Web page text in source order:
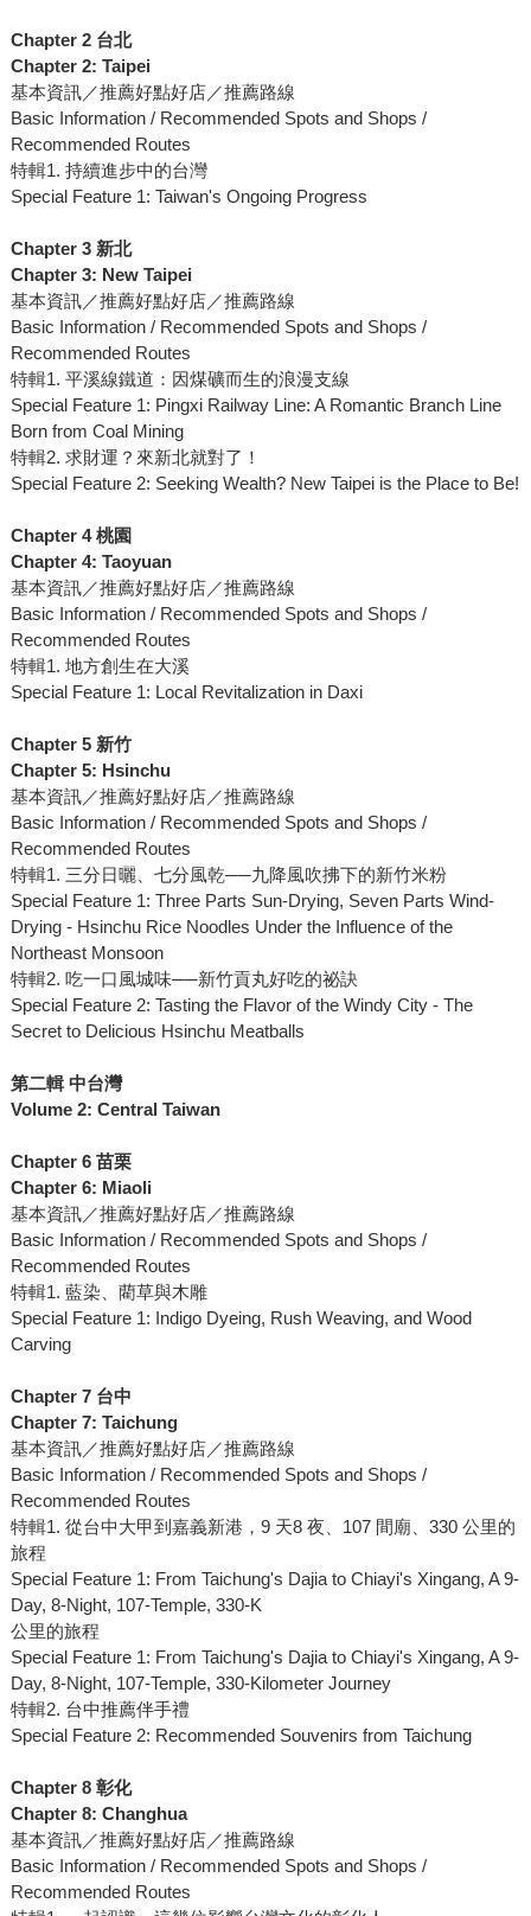
Chapter 2 台北
Chapter 2: Taipei
基本資訊／推薦好點好店／推薦路線
Basic Information / Recommended Spots and Shops /
Recommended Routes
特輯1. 持續進步中的台灣
Special Feature 1: Taiwan's Ongoing Progress
Chapter 3 新北
Chapter 3: New Taipei
基本資訊／推薦好點好店／推薦路線
Basic Information / Recommended Spots and Shops /
Recommended Routes
特輯1. 平溪線鐵道：因煤礦而生的浪漫支線
Special Feature 1: Pingxi Railway Line: A Romantic Branch Line
Born from Coal Mining
特輯2. 求財運？來新北就對了！
Special Feature 2: Seeking Wealth? New Taipei is the Place to Be!
Chapter 4 桃園
Chapter 4: Taoyuan
基本資訊／推薦好點好店／推薦路線
Basic Information / Recommended Spots and Shops /
Recommended Routes
特輯1. 地方創生在大溪
Special Feature 1: Local Revitalization in Daxi
Chapter 5 新竹
Chapter 5: Hsinchu
基本資訊／推薦好點好店／推薦路線
Basic Information / Recommended Spots and Shops /
Recommended Routes
特輯1. 三分日曬、七分風乾──九降風吹拂下的新竹米粉
Special Feature 1: Three Parts Sun-Drying, Seven Parts Wind-
Drying - Hsinchu Rice Noodles Under the Influence of the
Northeast Monsoon
特輯2. 吃一口風城味──新竹貢丸好吃的祕訣
Special Feature 2: Tasting the Flavor of the Windy City - The
Secret to Delicious Hsinchu Meatballs
第二輯 中台灣
Volume 2: Central Taiwan
Chapter 6 苗栗
Chapter 6: Miaoli
基本資訊／推薦好點好店／推薦路線
Basic Information / Recommended Spots and Shops /
Recommended Routes
特輯1. 藍染、藺草與木雕
Special Feature 1: Indigo Dyeing, Rush Weaving, and Wood
Carving
Chapter 7 台中
Chapter 7: Taichung
基本資訊／推薦好點好店／推薦路線
Basic Information / Recommended Spots and Shops /
Recommended Routes
特輯1. 從台中大甲到嘉義新港，9 天8 夜、107 間廟、330 公里的
旅程
Special Feature 1: From Taichung's Dajia to Chiayi's Xingang, A 9-
Day, 8-Night, 107-Temple, 330-K
公里的旅程
Special Feature 1: From Taichung's Dajia to Chiayi's Xingang, A 9-
Day, 8-Night, 107-Temple, 330-Kilometer Journey
特輯2. 台中推薦伴手禮
Special Feature 2: Recommended Souvenirs from Taichung
Chapter 8 彰化
Chapter 8: Changhua
基本資訊／推薦好點好店／推薦路線
Basic Information / Recommended Spots and Shops /
Recommended Routes